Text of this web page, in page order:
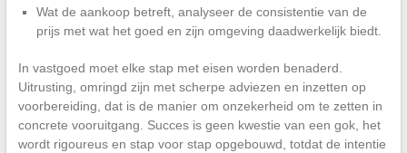
Wat de aankoop betreft, analyseer de consistentie van de
prijs met wat het goed en zijn omgeving daadwerkelijk biedt.
In vastgoed moet elke stap met eisen worden benaderd.
Uitrusting, omringd zijn met scherpe adviezen en inzetten op
voorbereiding, dat is de manier om onzekerheid om te zetten in
concrete vooruitgang. Succes is geen kwestie van een gok, het
wordt rigoureus en stap voor stap opgebouwd, totdat de intentie